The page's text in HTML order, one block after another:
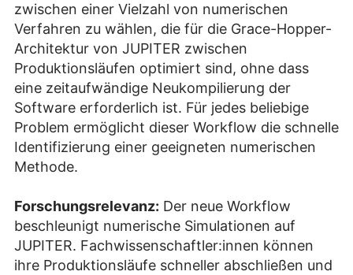
zwischen einer Vielzahl von numerischen
Verfahren zu wählen, die für die Grace-Hopper-
Architektur von JUPITER zwischen
Produktionsläufen optimiert sind, ohne dass
eine zeitaufwändige Neukompilierung der
Software erforderlich ist. Für jedes beliebige
Problem ermöglicht dieser Workflow die schnelle
Identifizierung einer geeigneten numerischen
Methode.
Forschungsrelevanz: Der neue Workflow
beschleunigt numerische Simulationen auf
JUPITER. Fachwissenschaftler:innen können
ihre Produktionsläufe schneller abschließen und